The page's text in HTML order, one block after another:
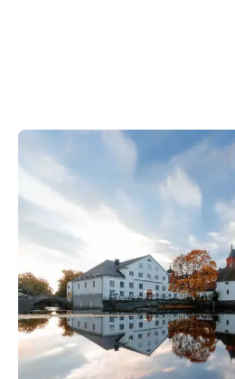
Manuellt Få hjälp
Välj tillvägagångssätt